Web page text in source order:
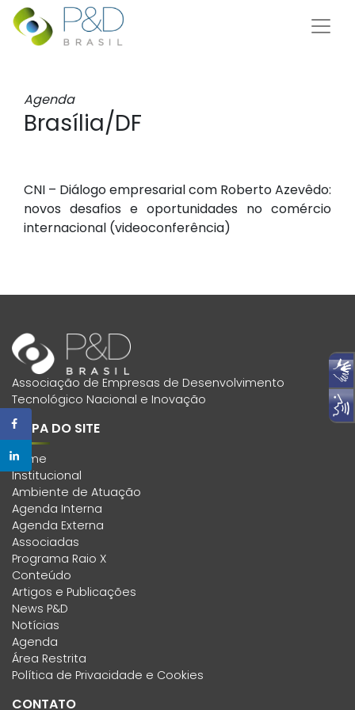
Agenda
Brasília/DF
CNI – Diálogo empresarial com Roberto Azevêdo:
novos desafios e oportunidades no comércio
internacional (videoconferência)
Associação de Empresas de Desenvolvimento
Tecnológico Nacional e Inovação
MAPA DO SITE
Home
Institucional
Ambiente de Atuação
Agenda Interna
Agenda Externa
Associadas
Programa Raio X
Conteúdo
Artigos e Publicações
News P&D
Notícias
Agenda
Área Restrita
Política de Privacidade e Cookies
CONTATO